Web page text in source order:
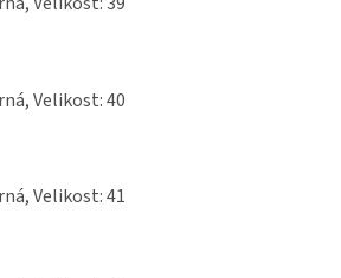
Velikost: 40
Velikost: 41